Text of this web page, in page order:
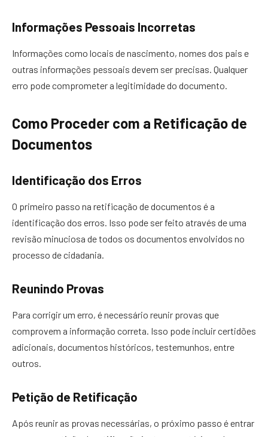
Informações Pessoais Incorretas
Informações como locais de nascimento, nomes dos pais e
outras informações pessoais devem ser precisas. Qualquer
erro pode comprometer a legitimidade do documento.
Como Proceder com a Retificação de
Documentos
Identificação dos Erros
O primeiro passo na retificação de documentos é a
identificação dos erros. Isso pode ser feito através de uma
revisão minuciosa de todos os documentos envolvidos no
processo de cidadania.
Reunindo Provas
Para corrigir um erro, é necessário reunir provas que
comprovem a informação correta. Isso pode incluir certidões
adicionais, documentos históricos, testemunhos, entre
outros.
Petição de Retificação
Após reunir as provas necessárias, o próximo passo é entrar